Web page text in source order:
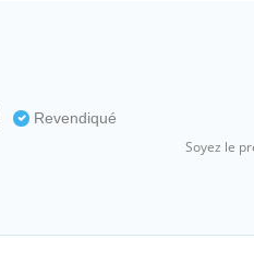
Revendiqué
Soyez le